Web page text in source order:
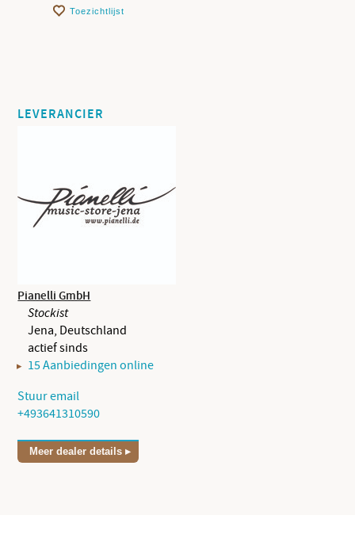
Toezichtlijst
LEVERANCIER
Pianelli GmbH
Stockist
Jena, Deutschland
actief sinds
15 Aanbiedingen online
Stuur email
+493641310590
Meer dealer details